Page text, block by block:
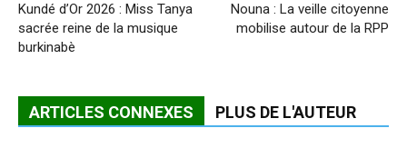
Kundé d’Or 2026 : Miss Tanya
sacrée reine de la musique
burkinabè
Nouna : La veille citoyenne
mobilise autour de la RPP
ARTICLES CONNEXES PLUS DE L'AUTEUR